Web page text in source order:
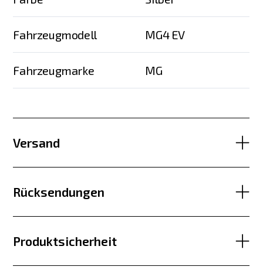
Fahrzeugmodell MG4 EV
Fahrzeugmarke MG
Versand
Rücksendungen
Produktsicherheit